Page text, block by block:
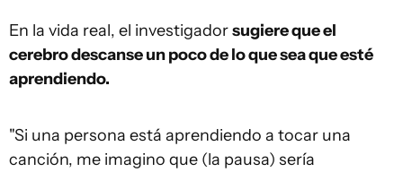
En la vida real, el investigadorsugiere que el
cerebro descanse un poco de lo que sea que esté
aprendiendo.
"Si una persona está aprendiendo a tocar una
canción, me imagino que (la pausa) sería